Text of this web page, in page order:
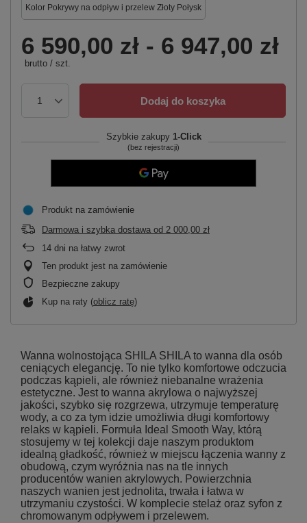
Kolor Pokrywy na odpływ i przelew Złoty Połysk
6 590,00 zł - 6 947,00 zł
brutto / szt.
Dodaj do koszyka
Szybkie zakupy 1-Click
(bez rejestracji)
Produkt na zamówienie
Darmowa i szybka dostawa od 2 000,00 zł
14 dni na łatwy zwrot
Ten produkt jest na zamówienie
Bezpieczne zakupy
Kup na raty (oblicz ratę)
Wanna wolnostojąca SHILA SHILA to wanna dla osób
ceniących elegancję. To nie tylko komfortowe odczucia
podczas kąpieli, ale również niebanalne wrażenia
estetyczne. Jest to wanna akrylowa o najwyższej
jakości, szybko się rozgrzewa, utrzymuje temperaturę
wody, a co za tym idzie umożliwia długi komfortowy
relaks w kąpieli. Formuła Ideal Smooth Way, którą
stosujemy w tej kolekcji daje naszym produktom
idealną gładkość, również w miejscu łączenia wanny z
obudową, czym wyróżnia nas na tle innych
producentów wanien akrylowych. Powierzchnia
naszych wanien jest jednolita, trwała i łatwa w
utrzymaniu czystości. W komplecie stelaż oraz syfon z
chromowanym odpływem i przelewem.